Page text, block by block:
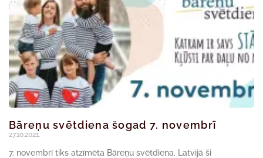
Bāreņu svētdiena šogad 7. novembrī
27.10.2021.
7. novembrī tiks atzīmēta Bāreņu svētdiena. Latvijā ši